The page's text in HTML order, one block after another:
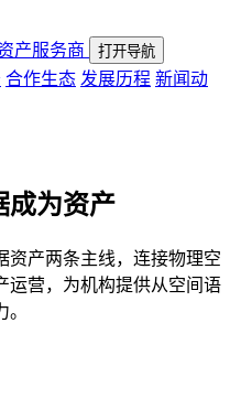
产服务商
打开导航
合作生态 发展历程 新闻动
成为资产
资产两条主线，连接物理空
运营，为机构提供从空间语